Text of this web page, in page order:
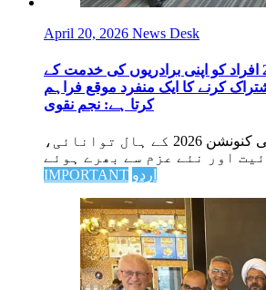
April 20, 2026 News Desk
لبرل کنونشن 2026 افراد کو اپنی برادریوں کی خدمت کے
کرنے کا ایک منفرد موقع فراہم
کرتا ہے: نجم نقوی
مونٹریال میں لبرل پارٹی کنونشن 2026 کے ہال توانائی،
IMPORTANT اردو